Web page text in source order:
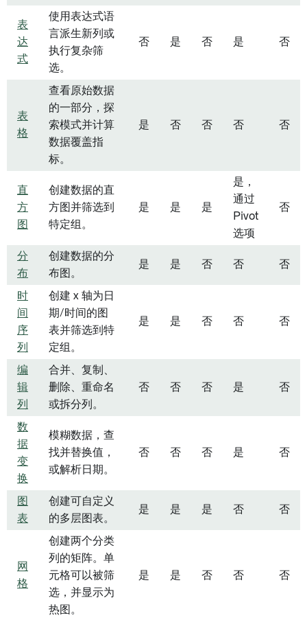
表
达
式
使用表达式语
言派生新列或
执行复杂筛
选。
否 是 否 是 否
表
格
查看原始数据
的一部分，探
索模式并计算
数据覆盖指
标。
是 否 否 否 否
直
方
图
创建数据的直
方图并筛选到
特定组。
是 是 是
是，
通过
Pivot
选项
否
分
布
创建数据的分
布图。
是 是 否 否 否
时
间
序
列
创建 x 轴为日
期/时间的图
表并筛选到特
定组。
是 是 否 否 否
编
辑
列
合并、复制、
删除、重命名
或拆分列。
否 否 否 是 否
数
据
变
换
模糊数据，查
找并替换值，
或解析日期。
否 否 否 是 否
图
表
创建可自定义
的多层图表。
是 是 是 否 否
网
格
创建两个分类
列的矩阵。单
元格可以被筛
选，并显示为
热图。
是 是 否 否 否